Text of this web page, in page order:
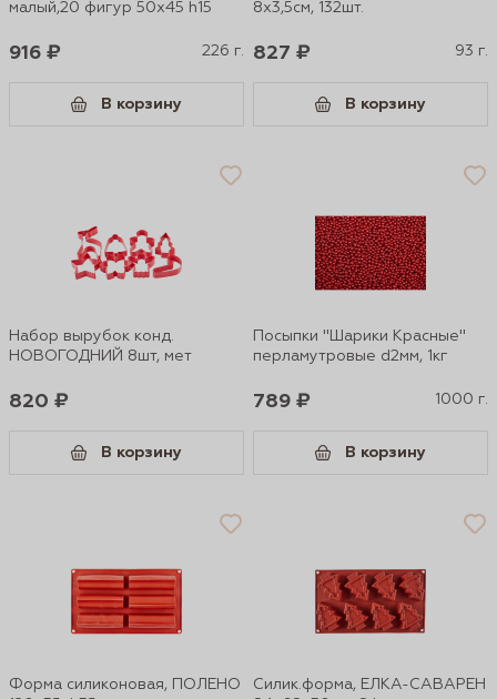
малый,20 фигур 50х45 h15
916 ₽ 226 г.
В корзину
8х3,5см, 132шт.
827 ₽ 93 г.
В корзину
Набор вырубок конд.
НОВОГОДНИЙ 8шт, мет
820 ₽
В корзину
Посыпки "Шарики Красные"
перламутровые d2мм, 1кг
789 ₽ 1000 г.
В корзину
Форма силиконовая, ПОЛЕНО
Силик.форма, ЕЛКА-САВАРЕН